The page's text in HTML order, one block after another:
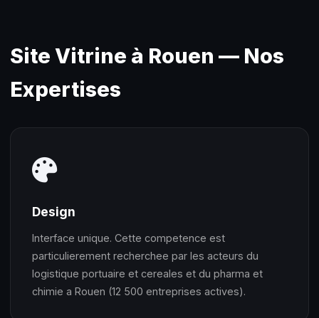
Site Vitrine à Rouen — Nos
Expertises
Design
Interface unique. Cette competence est
particulierement recherchee par les acteurs du
logistique portuaire et cereales et du pharma et
chimie a Rouen (12 500 entreprises actives).